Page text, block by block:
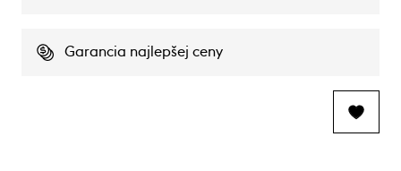
Garancia najlepšej ceny